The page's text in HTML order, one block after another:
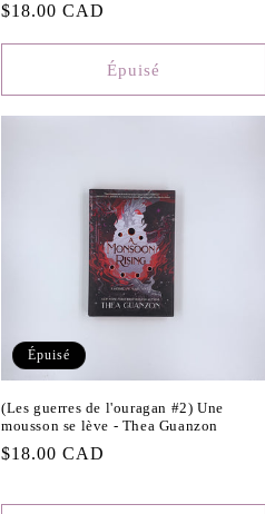
Prix
$18.00 CAD
Épuisé
Épuisé
(Les guerres de l'ouragan #2) Une
mousson se lève - Thea Guanzon
Prix
$18.00 CAD